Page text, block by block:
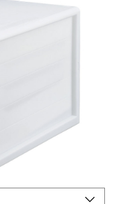
ーが入るセラピーカラー
ファイル寸法目安(約）タ
ホルダー寸法目安(約）タ